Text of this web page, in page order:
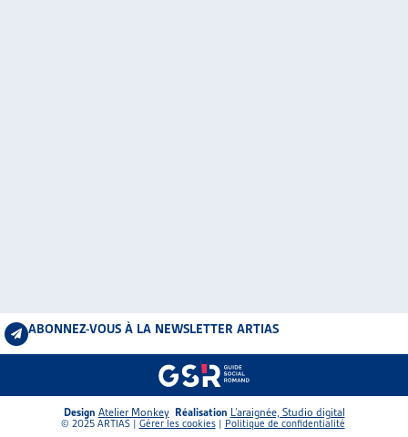
ABONNEZ-VOUS À LA NEWSLETTER ARTIAS
Design Atelier Monkey Réalisation L’araignée, Studio digital
© 2025 ARTIAS | Gérer les cookies| Politique de confidentialité